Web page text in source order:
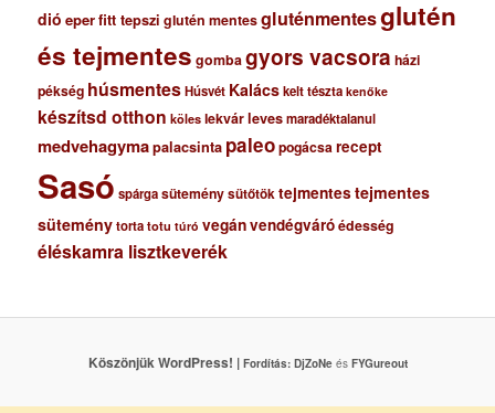
dió eperfitt tepszi glutén mentesgluténmentesglutén
és tejmentes gombagyors vacsora házi
pékség húsmentesHúsvét Kalácskelt tészta kenőke
készítsd otthon köles lekvárlevesmaradéktalanul
medvehagymapalacsinta paleopogácsarecept
Sasó spárgasüteménysütőtöktejmentestejmentes
süteménytorta totu túró vegánvendégváróédesség
éléskamra lisztkeverék
Köszönjük WordPress! | Fordítás: DjZoNeés FYGureout